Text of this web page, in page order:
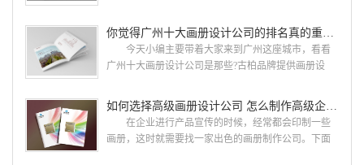
国网络应用的现状和趋势有很深的...
设计画册设计两个都是不能缺少的。标志设计画册设
计 简练、概括、完美!即要成功到几乎找不至更好
的替代方案的程度是我们的目标，其难度比之其它任
用目的、适用范畴并深刻...
你觉得广州十大画册设计公司的排名真的重要吗？
今天小编主要带着大家来到广州这座城市，看看
广州十大画册设计公司是那些?古柏品牌提供画册设
计经验,服务过3000多家的广州集团/单位/产品/目录画
册设计/印刷公司。相信不少喜欢设计的小伙伴都会对
今天的内容感兴趣吧! 一、广州的古柏设计 古
如何选择高级画册设计公司 怎么制作高级企业画册
在企业进行产品宣传的时候，经常都会印制一些
画册，这时就需要找一家出色的画册制作公司。下面